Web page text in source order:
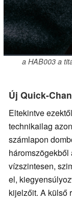
a HAB003 a
Új Quick-
Eltekintve
technikailag
számlapon
háromszögekből
vízszintesen,
el,
kijelzőit. A külső